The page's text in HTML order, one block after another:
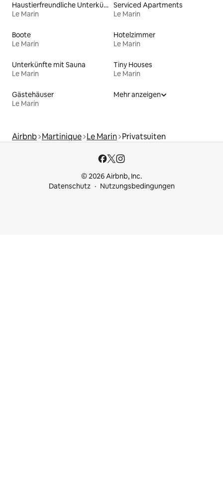
Haustierfreundliche Unterkünfte
Le Marin
Serviced Apartments
Le Marin
Boote
Le Marin
Hotelzimmer
Le Marin
Unterkünfte mit Sauna
Le Marin
Tiny Houses
Le Marin
Gästehäuser
Le Marin
Mehr anzeigen
Airbnb Martinique Le Marin Privatsuiten
© 2026 Airbnb, Inc.
Datenschutz
Nutzungsbedingungen